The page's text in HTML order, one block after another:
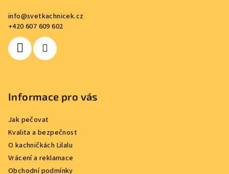
info@svetkachnicek.cz
+420 607 609 602
Informace pro vás
Jak pečovat
Kvalita a bezpečnost
O kachničkách Lilalu
Vrácení a reklamace
Obchodní podmínky